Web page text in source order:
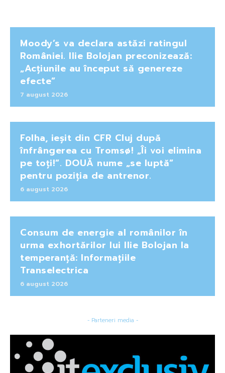
Moody’s va declara astăzi ratingul
României. Ilie Bolojan preconizează:
„Acțiunile au început să genereze
efecte”
7 august 2026
Folha, ieșit din CFR Cluj după
înfrângerea cu Tromsø! „Îi voi elimina
pe toți!”. DOUĂ nume „se luptă”
pentru poziția de antrenor.
6 august 2026
Consum de energie al românilor în
urma exhortărilor lui Ilie Bolojan la
temperanță: Informațiile
Transelectrica
6 august 2026
- Parteneri media -